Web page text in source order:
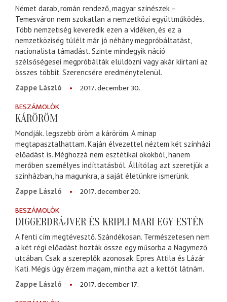
Német darab, román rendező, magyar színészek –
Temesváron nem szokatlan a nemzetközi együttműködés.
Több nemzetiség keveredik ezen a vidéken, és ez a
nemzetköziség túlélt már jó néhány megpróbáltatást,
nacionalista támadást. Szinte mindegyik náció
szélsőségesei megpróbálták elüldözni vagy akár kiirtani az
összes többit. Szerencsére eredménytelenül.
Zappe László
2017. december 30.
BESZÁMOLÓK
KÁRÖRÖM
Mondják. legszebb öröm a káröröm. A minap
megtapasztalhattam. Kaján élvezettel néztem két színházi
előadást is. Méghozzá nem esztétikai okokból, hanem
merőben személyes indíttatásból. Állítólag azt szeretjük a
színházban, ha magunkra, a saját életünkre ismerünk.
Zappe László
2017. december 20.
BESZÁMOLÓK
DIGGERDRÁJVER ÉS KRIPLI MARI EGY ESTÉN
A fenti cím megtévesztő. Szándékosan. Természetesen nem
a két régi előadást hozták össze egy műsorba a Nagymező
utcában. Csak a szereplők azonosak. Epres Attila és Lázár
Kati. Mégis úgy érzem magam, mintha azt a kettőt látnám.
Zappe László
2017. december 17.